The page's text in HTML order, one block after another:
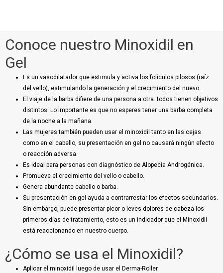
Conoce nuestro Minoxidil en
Gel
Es un vasodilatador que estimula y activa los folículos pilosos (raíz
del vello), estimulando la generación y el crecimiento del nuevo.
El viaje de la barba difiere de una persona a otra. todos tienen objetivos
distintos. Lo importante es que no esperes tener una barba completa
de la noche a la mañana.
Las mujeres también pueden usar el minoxidil tanto en las cejas
como en el cabello, su presentación en gel no causará ningún efecto
o reacción adversa.
Es ideal para personas con diagnóstico de Alopecia Androgénica.
Promueve el crecimiento del vello o cabello.
Genera abundante cabello o barba.
Su presentación en gel ayuda a contrarrestar los efectos secundarios.
Sin embargo, puede presentar picor o leves dolores de cabeza los
primeros días de tratamiento, esto es un indicador que el Minoxidil
está reaccionando en nuestro cuerpo.
¿Cómo se usa el Minoxidil?
Aplicar el minoxidil luego de usar el Derma-Roller.